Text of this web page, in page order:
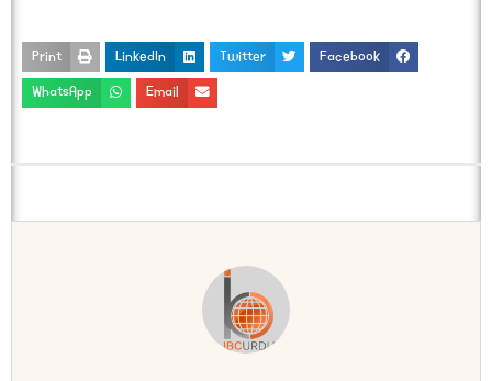
Facebook
Twitter
LinkedIn
Print
Email
WhatsApp